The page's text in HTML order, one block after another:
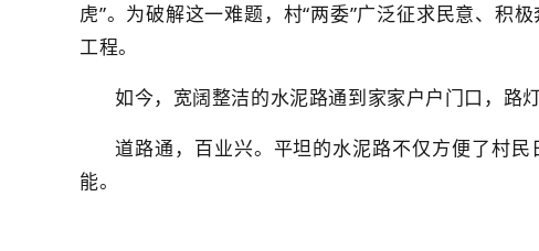
虎”。为破解这一难题，村“两委”广泛征求民意、积
工程。
如今，宽阔整洁的水泥路通到家家户户门口，路
道路通，百业兴。平坦的水泥路不仅方便了村
能。